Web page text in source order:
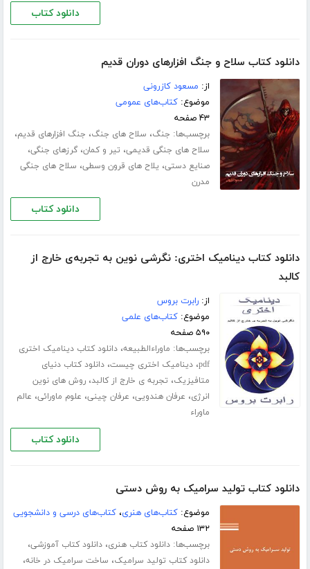
دانلود کتاب
دانلود کتاب سلاح و جنگ افزارهای دوران قدیم
از: مسعود کازرونی
موضوع:کتاب‌های عمومی
۴۳ صفحه
برچسب‌ها: جنگ، سلاح های جنگ، جنگ افزارهای قدیم،
سلاح های جنگی قدیمی، تیر و کمان،گرزهای جنگی،
صنایع دستی، یلاح های قرون وسطی، سلاح های جنگی
مدرن
دانلود کتاب
دانلود کتاب دینامیک اختری: نگرشی نوین به تجربه‌ی خارج از
کالبد
از:رابرت بروس
موضوع:کتاب‌های علمی
۵۹۰ صفحه
برچسب‌ها: ماوراءالطبیعه،دانلود کتاب دینامیک اختری
pdf،دینامیک اختری چیست،دانلود کتاب دنیای
متافیزیک، تجربه ی خارج از کالبد،روش های نوین
انرژی، عرفان هندویی، عرفان چینی، علوم ماورائی، عالم
ماوراء
دانلود کتاب
دانلود کتاب تولید سرامیک به روش دستی
موضوع:کتاب‌های هنری،کتاب‌های درسی و دانشجویی
۱۳۲ صفحه
برچسب‌ها:دانلود کتاب هنری،دانلود کتاب آموزشی،
دانلود کتاب تولید سرامیک، ساخت سرامیک در خانه،